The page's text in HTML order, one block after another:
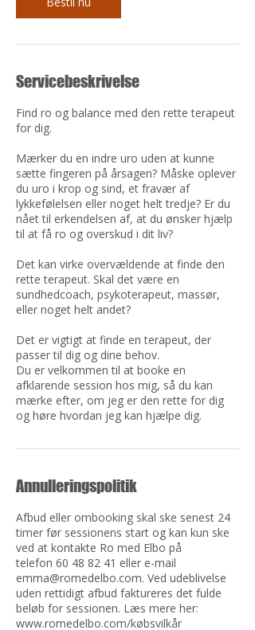
Servicebeskrivelse
Find ro og balance med den rette terapeut
for dig.
Mærker du en indre uro uden at kunne
sætte fingeren på årsagen? Måske oplever
du uro i krop og sind, et fravær af
lykkefølelsen eller noget helt tredje? Er du
nået til erkendelsen af, at du ønsker hjælp
til at få ro og overskud i dit liv?
Det kan virke overvældende at finde den
rette terapeut. Skal det være en
sundhedcoach, psykoterapeut, massør,
eller noget helt andet?
Det er vigtigt at finde en terapeut, der
passer til dig og dine behov.
Du er velkommen til at booke en
afklarende session hos mig, så du kan
mærke efter, om jeg er den rette for dig
og høre hvordan jeg kan hjælpe dig.
Annulleringspolitik
Afbud eller ombooking skal ske senest 24
timer før sessionens start og kan kun ske
ved at kontakte Ro med Elbo på
telefon 60 48 82 41 eller e-mail
emma@romedelbo.com. Ved udeblivelse
uden rettidigt afbud faktureres det fulde
beløb for sessionen. Læs mere her:
www.romedelbo.com/købsvilkår